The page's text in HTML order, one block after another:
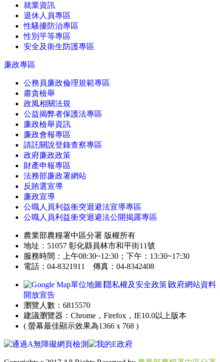
就業資訊
退休人員專區
性騷擾防治專區
性別平等專區
安全及衛生防護專區
廉政專區
公務員廉政倫理規範專區
肅貪檢舉
政風相關法規
公益揭弊者保護法專區
廉政檢舉資訊
廉政會報專區
請託關說登錄查察專區
政府廉政政策
財產申報專區
法務部廉政署網站
反賄選宣導
廉政宣導
公職人員利益衝突迴避法宣導專區
公職人員利益衝突迴避法公開揭露專區
農業部農糧署中區分署 版權所有
地址：51057 彰化縣員林市和平街11號
服務時間：上午08:30~12:30；下午：13:30~17:30
電話：04-8321911 傳真：04-8342408
單位地圖 隱私權及安全政策 政府網站資料
開放宣告
瀏覽人數：6815570
建議瀏覽器：Chrome，Firefox，IE10.0以上版本
( 螢幕最佳顯示效果為1366 x 768 )